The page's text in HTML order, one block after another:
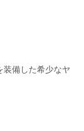
装備した希少なヤ